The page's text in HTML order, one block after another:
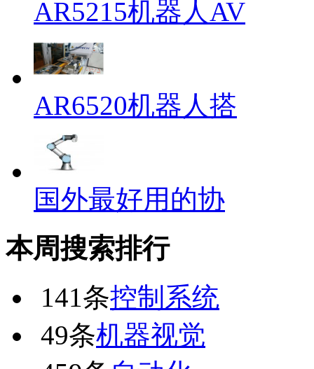
AR5215机器人AV
AR6520机器人搭
国外最好用的协
本周搜索排行
141条控制系统
49条机器视觉